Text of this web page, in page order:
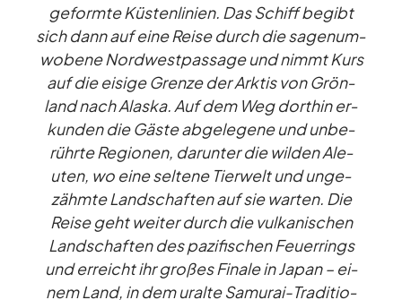
ge­formte Küs­ten­li­nien. Das Schiff be­gibt
sich dann auf eine Reise durch die sa­gen­um­
wo­bene Nord­west­pas­sage und nimmt Kurs
auf die ei­sige Grenze der Ark­tis von Grön­
land nach Alaska. Auf dem Weg dort­hin er­
kun­den die Gäste ab­ge­le­gene und un­be­
rührte Re­gio­nen, dar­un­ter die wil­den Ale­
uten, wo eine sel­tene Tier­welt und un­ge­
zähmte Land­schaf­ten auf sie war­ten. Die
Reise geht wei­ter durch die vul­ka­ni­schen
Land­schaf­ten des pa­zi­fi­schen Feu­er­rings
und er­reicht ihr gro­ßes Fi­nale in Ja­pan – ei­
nem Land, in dem ur­alte Sa­mu­rai-Tra­di­tio­